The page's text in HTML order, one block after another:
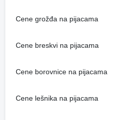
Cene grožđa na pijacama
Cene breskvi na pijacama
Cene borovnice na pijacama
Cene lešnika na pijacama